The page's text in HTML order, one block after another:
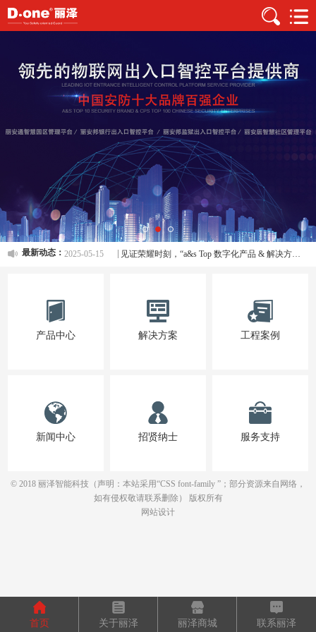
最新动态：
2024-09-13
信创、国产化的丽泽国密门禁系统
2025-05-15
丽泽智控平台：重新定义门禁出入口管理标准
2025-05-15
2024-09-13
信创、国产化的丽泽国密门禁系统
丽泽智控平台：重新定义门禁出入口管理标准
产品中心 解决方案 工程案例
新闻中心 招贤纳士 服务支持
© 2018 丽泽智能科技（声明：本站采用“CSS font-family ”；部分资源来自网络，
如有侵权敬请联系删除） 版权所有
网站设计
首页 关于丽泽 丽泽商城 联系丽泽